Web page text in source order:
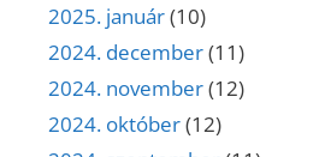
2025. január(10)
2024. december(11)
2024. november(12)
2024. október(12)